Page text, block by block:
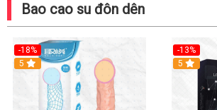
Bao cao su đôn dên
-18%
5
-13%
5